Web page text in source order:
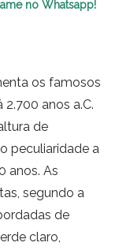
no Whatsapp!
os famosos
anos a.C.
de
peculiaridade a
anos. As
segundo a
de
claro,